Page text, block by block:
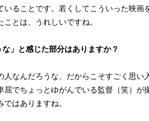
ることです。若くしてこういった映画
とは、うれしいですね。
」と感じた部分はありますか？
なんだろうな、だからこそすごく思い
でちょっとゆがんでいる監督（笑）が
はありますね。